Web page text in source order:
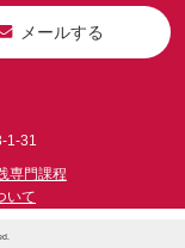
メールする
1-31
専門課程
いて